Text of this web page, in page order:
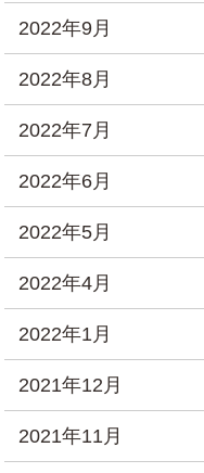
2022年9月
2022年8月
2022年7月
2022年6月
2022年5月
2022年4月
2022年1月
2021年12月
2021年11月